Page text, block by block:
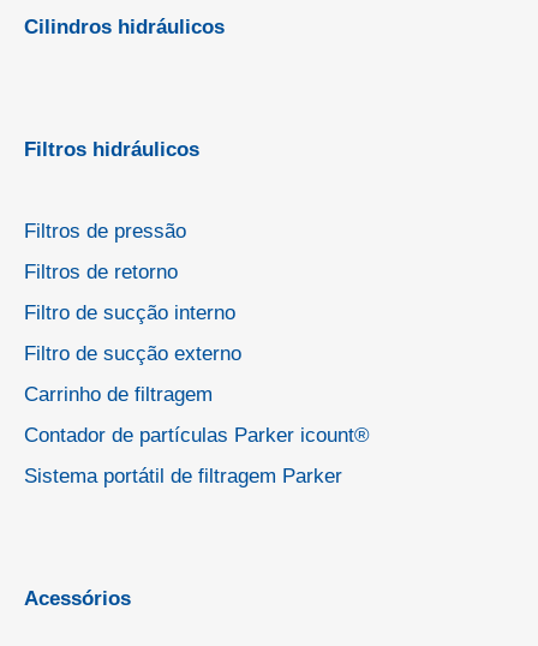
Cilindros hidráulicos
Filtros hidráulicos
Filtros de pressão
Filtros de retorno
Filtro de sucção interno
Filtro de sucção externo
Carrinho de filtragem
Contador de partículas Parker icount®
Sistema portátil de filtragem Parker
Acessórios